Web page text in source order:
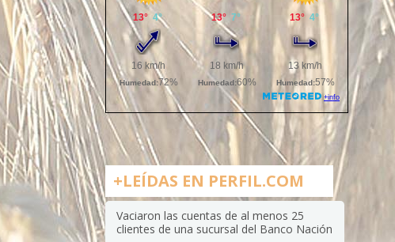
+LEÍDAS EN PERFIL.COM
Vaciaron las cuentas de al menos 25
clientes de una sucursal del Banco Nación